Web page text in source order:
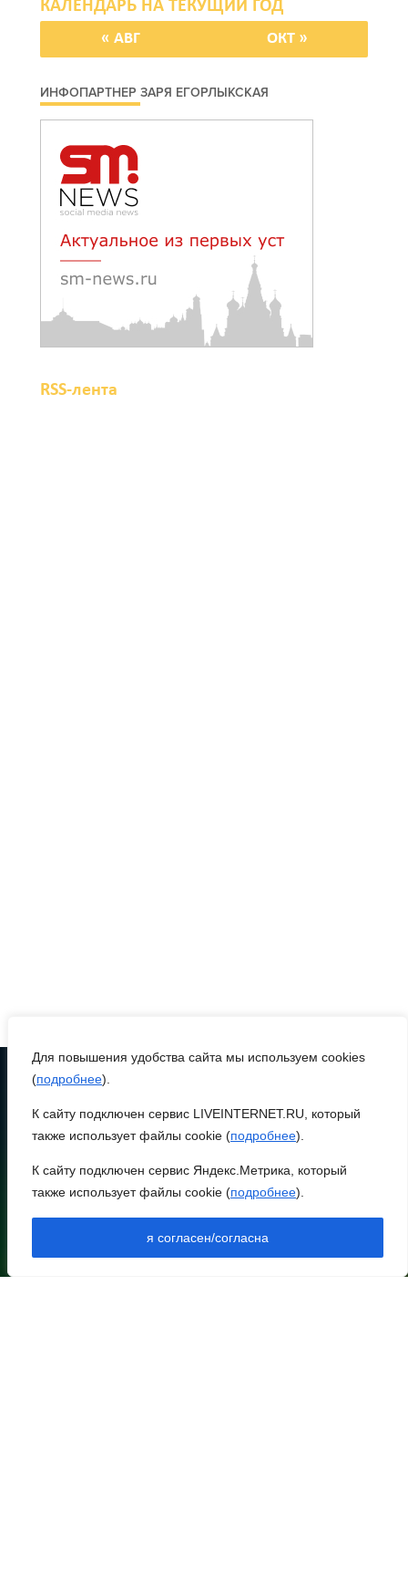
Для повышения удобства сайта мы используем cookies
(подробнее).
К сайту подключен сервис LIVEINTERNET.RU, который
также использует файлы cookie (подробнее).
К сайту подключен сервис Яндекс.Метрика, который
также использует файлы cookie (подробнее).
я согласен/согласна
« АВГ ОКТ »
ИНФОПАРТНЕР ЗАРЯ ЕГОРЛЫКСКАЯ
RSS-лента
ТЕЛЕФОН
8 (86370) 22-7-43
egorlik@mail.ru
НИЖНЕЕ МЕНЮ
НОВОСТИ РЕГИОНА